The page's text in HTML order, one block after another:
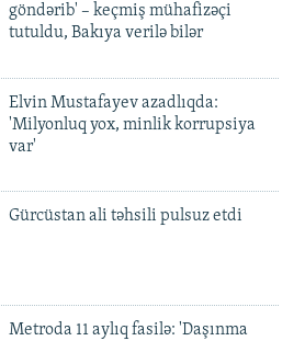
göndərib' – keçmiş mühafizəçi
tutuldu, Bakıya verilə bilər
Elvin Mustafayev azadlıqda:
'Milyonluq yox, minlik korrupsiya
var'
Gürcüstan ali təhsili pulsuz etdi
Metroda 11 aylıq fasilə: 'Daşınma